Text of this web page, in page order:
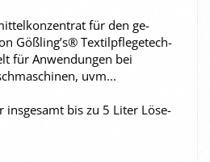
für den ge­
Göß­ling’s® Tex­til­pfle­ge­tech­
für An­wen­dun­gen bei
uvm...
ins­ge­samt bis zu 5 Liter Lö­se­